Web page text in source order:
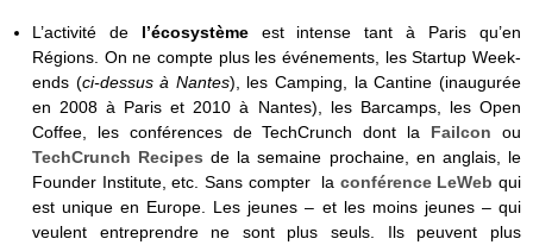
L’activité de l’écosystème est intense tant à Paris qu’en
Régions. On ne compte plus les événements, les Startup Week-
ends (ci-dessus à Nantes), les Camping, la Cantine (inaugurée
en 2008 à Paris et 2010 à Nantes), les Barcamps, les Open
Coffee, les conférences de TechCrunch dont la Failcon ou
TechCrunch Recipes de la semaine prochaine, en anglais, le
Founder Institute, etc. Sans compter la conférence LeWeb qui
est unique en Europe. Les jeunes – et les moins jeunes – qui
veulent entreprendre ne sont plus seuls. Ils peuvent plus